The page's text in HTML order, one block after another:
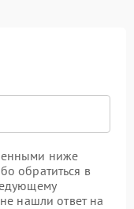
ниже
обратиться в
нашли ответ на